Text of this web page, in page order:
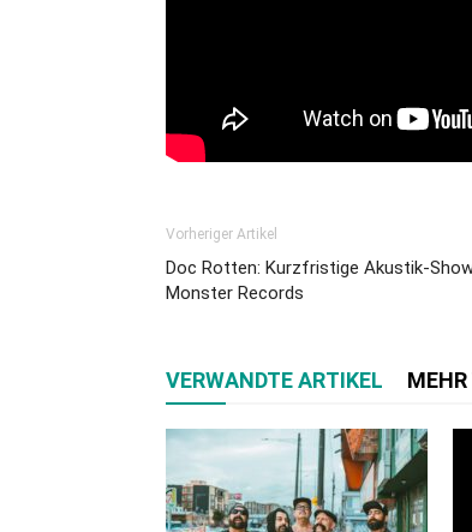
Vorheriger Artikel
Doc Rotten: Kurzfristige Akustik-
Monster Records
VERWANDTE ARTIKEL